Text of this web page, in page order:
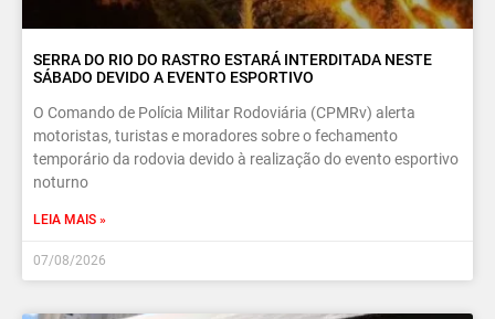
SERRA DO RIO DO RASTRO ESTARÁ INTERDITADA NESTE
SÁBADO DEVIDO A EVENTO ESPORTIVO
O Comando de Polícia Militar Rodoviária (CPMRv) alerta
motoristas, turistas e moradores sobre o fechamento
temporário da rodovia devido à realização do evento esportivo
noturno
LEIA MAIS »
07/08/2026